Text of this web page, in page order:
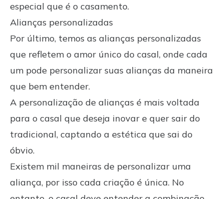
especial que é o casamento.
Alianças personalizadas
Por último, temos as alianças personalizadas
que refletem o amor único do casal, onde cada
um pode personalizar suas alianças da maneira
que bem entender.
A personalização de alianças é mais voltada
para o casal que deseja inovar e quer sair do
tradicional, captando a estética que sai do
óbvio.
Existem mil maneiras de personalizar uma
aliança, por isso cada criação é única. No